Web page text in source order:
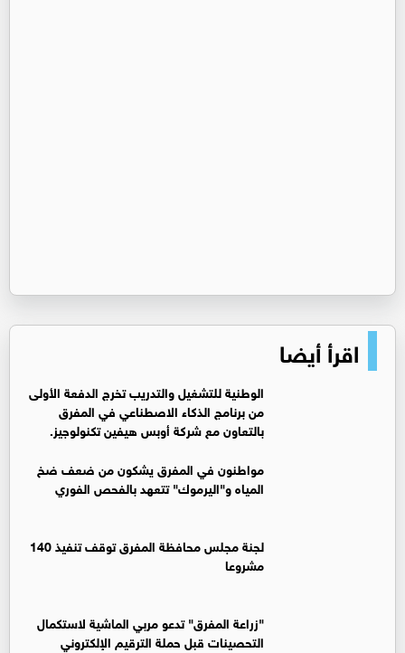
اقرأ أيضا
الوطنية للتشغيل والتدريب تخرج الدفعة الأولى
من برنامج الذكاء الاصطناعي في المفرق
بالتعاون مع شركة أوبس هيفين تكنولوجيز.
مواطنون في المفرق يشكون من ضعف ضخ
المياه و"اليرموك" تتعهد بالفحص الفوري
لجنة مجلس محافظة المفرق توقف تنفيذ 140
مشروعا
"زراعة المفرق" تدعو مربي الماشية لاستكمال
التحصينات قبل حملة الترقيم الإلكتروني